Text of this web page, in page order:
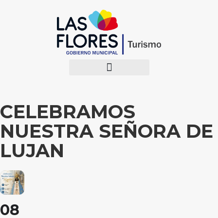
CELEBRAMOS
NUESTRA SEÑORA DE
LUJAN
08